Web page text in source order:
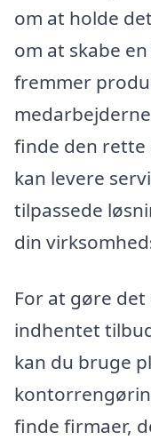
om at holde
om at skabe
fremmer
finde den rette
kan levere
tilpassede
din
For at gøre
indhentet
kan du bruge
finde firmaer,